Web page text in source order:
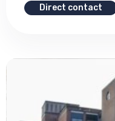
Direct contact